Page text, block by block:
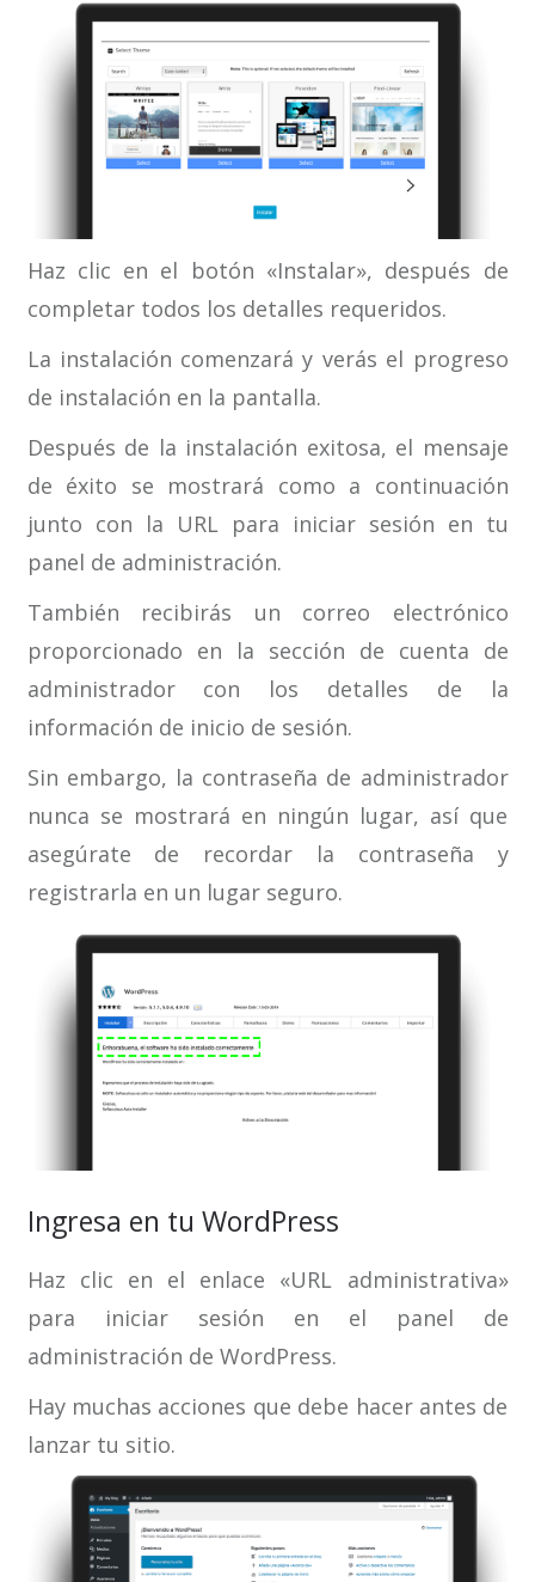
Haz clic en el botón «Instalar», después de
completar todos los detalles requeridos.
La instalación comenzará y verás el progreso
de instalación en la pantalla.
Después de la instalación exitosa, el mensaje
de éxito se mostrará como a continuación
junto con la URL para iniciar sesión en tu
panel de administración.
También recibirás un correo electrónico
proporcionado en la sección de cuenta de
administrador con los detalles de la
información de inicio de sesión.
Sin embargo, la contraseña de administrador
nunca se mostrará en ningún lugar, así que
asegúrate de recordar la contraseña y
registrarla en un lugar seguro.
Ingresa en tu WordPress
Haz clic en el enlace «URL administrativa»
para iniciar sesión en el panel de
administración de WordPress.
Hay muchas acciones que debe hacer antes de
lanzar tu sitio.